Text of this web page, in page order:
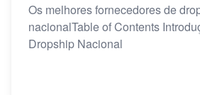
Os melhores fornecedores de
nacionalTable of Contents
Dropship Nacional